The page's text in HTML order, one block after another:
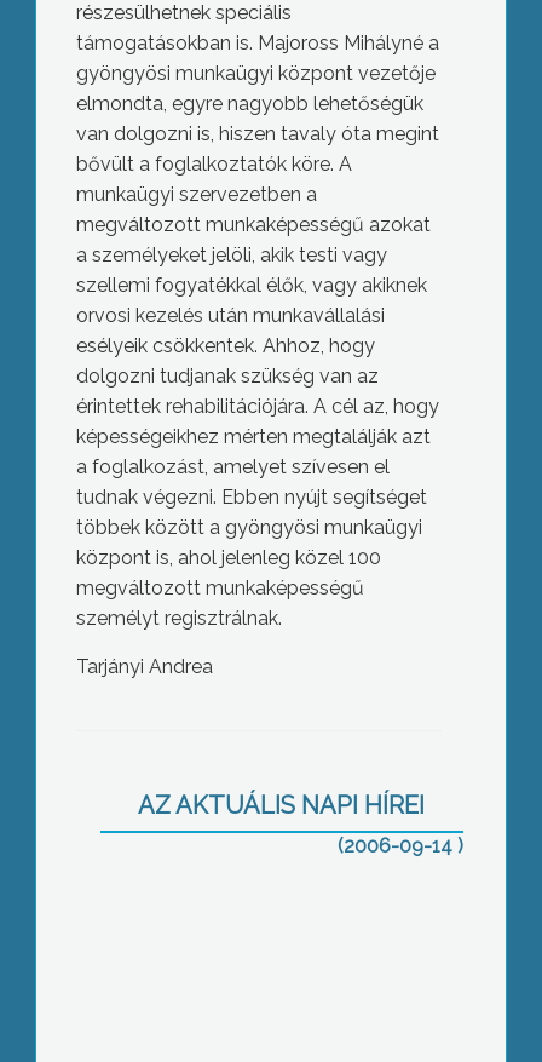
részesülhetnek speciális
támogatásokban is. Majoross Mihályné a
gyöngyösi munkaügyi központ vezetője
elmondta, egyre nagyobb lehetőségük
van dolgozni is, hiszen tavaly óta megint
bővült a foglalkoztatók köre. A
munkaügyi szervezetben a
megváltozott munkaképességű azokat
a személyeket jelöli, akik testi vagy
szellemi fogyatékkal élők, vagy akiknek
orvosi kezelés után munkavállalási
esélyeik csökkentek. Ahhoz, hogy
dolgozni tudjanak szükség van az
érintettek rehabilitációjára. A cél az, hogy
képességeikhez mérten megtalálják azt
a foglalkozást, amelyet szívesen el
tudnak végezni. Ebben nyújt segítséget
többek között a gyöngyösi munkaügyi
központ is, ahol jelenleg közel 100
megváltozott munkaképességű
személyt regisztrálnak.
Tarjányi Andrea
AZ AKTUÁLIS NAPI HÍREI
(2006-09-14 )
Extrémsport pálya